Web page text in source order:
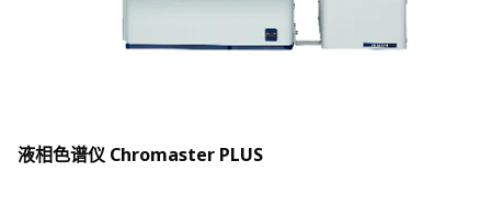
液相色谱仪 Chromaster PLUS